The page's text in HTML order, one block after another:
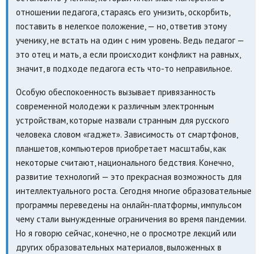
отношении педагога, стараясь его унизить, оскорбить,
поставить в нелегкое положение, — но, ответив этому
ученику, не встать на один с ним уровень. Ведь педагог —
это отец и мать, а если происходит конфликт на равных,
значит, в подходе педагога есть что-то неправильное.
Особую обеспокоенность вызывает привязанность
современной молодежи к различным электронным
устройствам, которые назвали странным для русского
человека словом «гаджет». Зависимость от смартфонов,
планшетов, компьютеров приобретает масштабы, как
некоторые считают, национального бедствия. Конечно,
развитие технологий — это прекрасная возможность для
интеллектуального роста. Сегодня многие образовательные
программы переведены на онлайн-платформы, импульсом
чему стали вынужденные ограничения во время пандемии.
Но я говорю сейчас, конечно, не о просмотре лекций или
других образовательных материалов, выложенных в